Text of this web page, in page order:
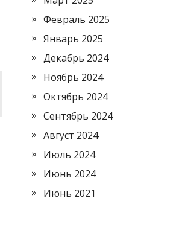
Февраль 2025
Январь 2025
Декабрь 2024
Ноябрь 2024
Октябрь 2024
Сентябрь 2024
Август 2024
Июль 2024
Июнь 2024
Июнь 2021